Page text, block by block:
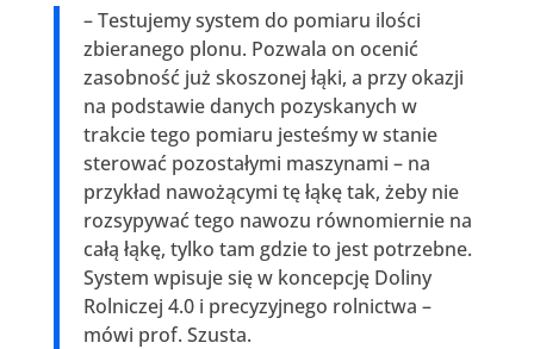
– Testujemy system do pomiaru ilości
zbieranego plonu. Pozwala on ocenić
zasobność już skoszonej łąki, a przy okazji
na podstawie danych pozyskanych w
trakcie tego pomiaru jesteśmy w stanie
sterować pozostałymi maszynami – na
przykład nawożącymi tę łąkę tak, żeby nie
rozsypywać tego nawozu równomiernie na
całą łąkę, tylko tam gdzie to jest potrzebne.
System wpisuje się w koncepcję Doliny
Rolniczej 4.0 i precyzyjnego rolnictwa –
mówi prof. Szusta.